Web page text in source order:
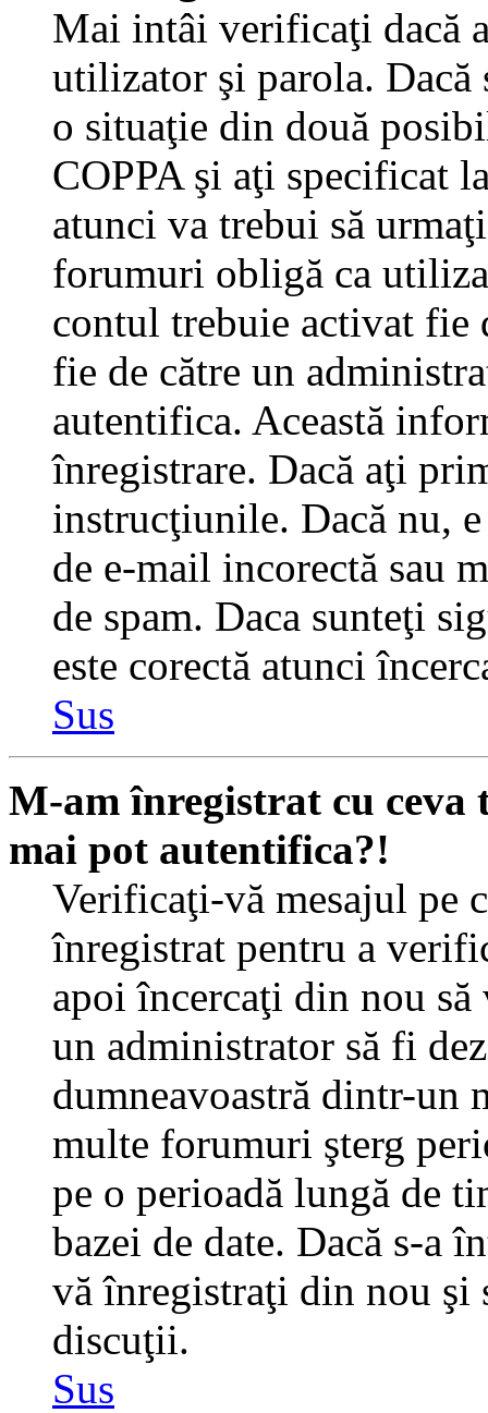
Mai intâi verificaţi dacă
utilizator şi parola. Dacă
o situaţie din două
COPPA şi aţi specificat
atunci va trebui să
forumuri obligă ca
contul trebuie activat fie
fie de către un
autentifica. Această
înregistrare. Dacă aţi
instrucţiunile. Dacă nu,
de e-mail incorectă sau
de spam. Daca sunteţi
este corectă atunci
Sus
M-am înregistrat cu
mai pot autentifica?!
Verificaţi-vă mesajul pe
înregistrat pentru a
apoi încercaţi din nou
un administrator să fi
dumneavoastră dintr-un
multe forumuri şterg
pe o perioadă lungă de
bazei de date. Dacă s-a
vă înregistraţi din nou
discuţii.
Sus